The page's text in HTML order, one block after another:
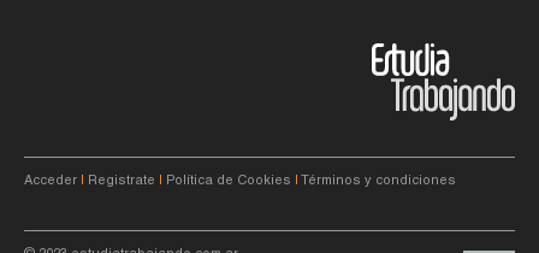
Acceder Registrate Política de Cookies Términos y condiciones